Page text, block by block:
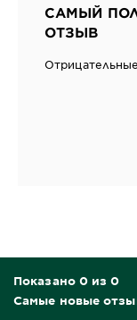
САМЫЙ
ОТЗЫВ
Показано 0 из 0
Самые новые